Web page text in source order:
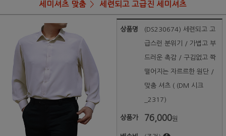
세미셔츠 맞춤 세련되고 고급진 세미셔츠
상품명 (DS230674) 세련되고 고
급스런 분위기 / 가볍고 부
드러운 촉감 / 구김없고 쫙
떨어지는 자르르한 원단 /
맞춤 셔츠 ( (DM 시크
_2317)
상품가 76,000원